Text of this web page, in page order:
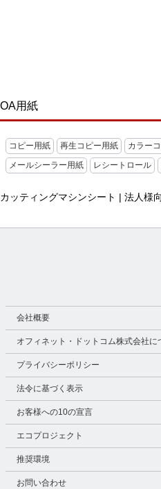
OA用紙
コピー用紙 再生コピー用紙 カラー
メールシーラー用紙 レシートロール
カッティングマシンシート | 法人様
会社概要
オフィネット・ドットコム株式会社に
プライバシーポリシー
法令に基づく表示
お客様への10の宣言
エコプロジェクト
推奨環境
お問い合わせ